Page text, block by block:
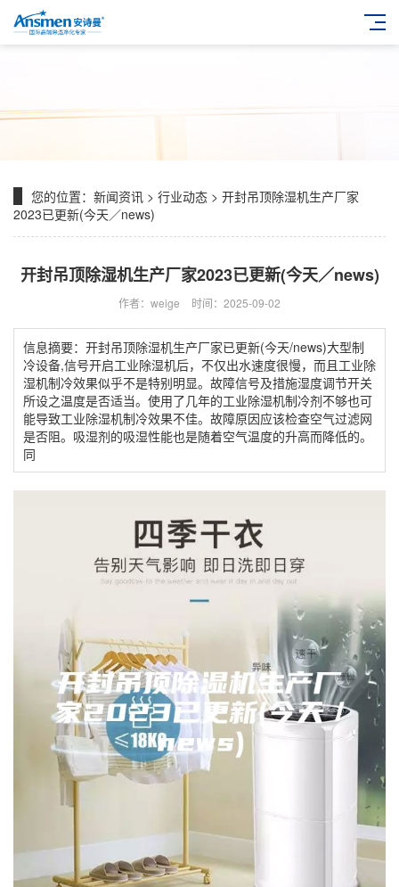
您的位置： 新闻资讯 > 行业动态 > 开封吊顶除湿机生产厂家
2023已更新(今天／news)
开封吊顶除湿机生产厂家2023已更新(今天／news)
作者：weige 时间：2025-09-02
信息摘要：开封吊顶除湿机生产厂家已更新(今天/news)大型制
冷设备,信号开启工业除湿机后，不仅出水速度很慢，而且工业除
湿机制冷效果似乎不是特别明显。故障信号及措施湿度调节开关
所设之温度是否适当。使用了几年的工业除湿机制冷剂不够也可
能导致工业除湿机制冷效果不佳。故障原因应该检查空气过滤网
是否阻。吸湿剂的吸湿性能也是随着空气温度的升高而降低的。
同